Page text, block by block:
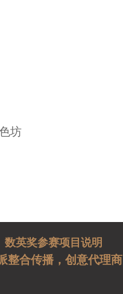
坊
数英奖参赛项目说明
整合传播，创意代理商